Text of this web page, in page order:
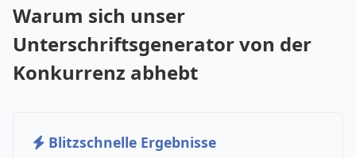
Warum sich unser
Unterschriftsgenerator von der
Konkurrenz abhebt
Blitzschnelle Ergebnisse